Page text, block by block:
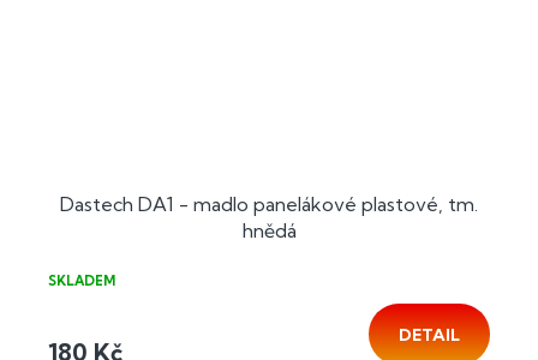
Dastech DA1 - madlo panelákové plastové, tm.
hnědá
SKLADEM
180 Kč
DETAIL